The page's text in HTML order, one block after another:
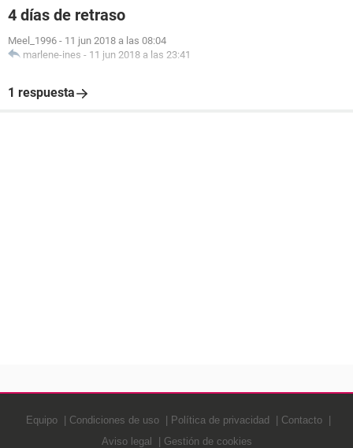
4 días de retraso
Meel_1996 - 11 jun 2018 a las 08:04
marlene-ines - 11 jun 2018 a las 23:41
1 respuesta
Equipo Condiciones de uso Política de privacidad
Contacto
Aviso legal
Gestión de cookies